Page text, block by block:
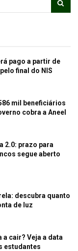
pago a partir de
final do NIS
mil beneficiários
cobra a Aneel
2.0: prazo para
segue aberto
descubra quanto
de luz
cair? Veja a data
estudantes